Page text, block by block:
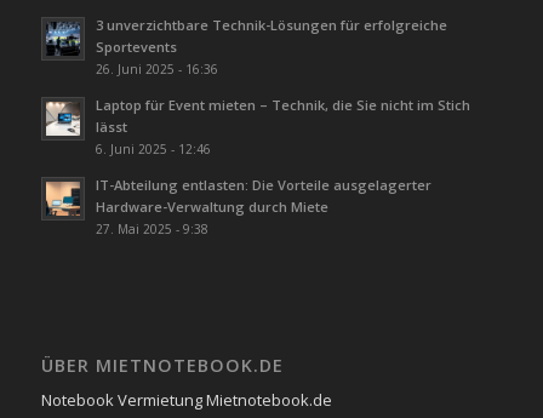
3 unverzichtbare Technik-Lösungen für erfolgreiche
Sportevents
26. Juni 2025 - 16:36
Laptop für Event mieten – Technik, die Sie nicht im Stich
lässt
6. Juni 2025 - 12:46
IT-Abteilung entlasten: Die Vorteile ausgelagerter
Hardware-Verwaltung durch Miete
27. Mai 2025 - 9:38
ÜBER MIETNOTEBOOK.DE
Notebook Vermietung Mietnotebook.de